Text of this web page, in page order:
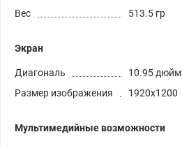
Вес
513.5 гр
Экран
Диагональ
10.95 дюйм
Размер изображения
1920x1200
Мультимедийные возможности